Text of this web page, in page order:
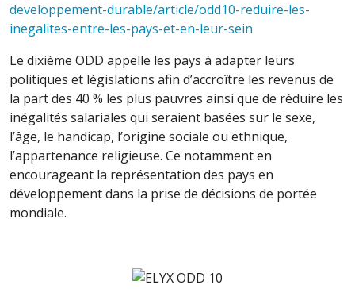
developpement-durable/article/odd10-reduire-les-
inegalites-entre-les-pays-et-en-leur-sein
Le dixième ODD appelle les pays à adapter leurs
politiques et législations afin d’accroître les revenus de
la part des 40 % les plus pauvres ainsi que de réduire les
inégalités salariales qui seraient basées sur le sexe,
l’âge, le handicap, l’origine sociale ou ethnique,
l’appartenance religieuse. Ce notamment en
encourageant la représentation des pays en
développement dans la prise de décisions de portée
mondiale.